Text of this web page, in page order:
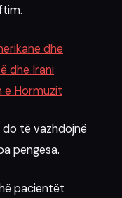
dhe
dhe Irani
e Hormuzit
të vazhdojnë
pengesa.
pacientët